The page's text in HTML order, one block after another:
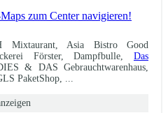
zum Center navigieren!
Mixtaurant, Asia Bistro Good
Förster, Dampfbulle, Das
& DAS Gebrauchtwarenhaus,
PaketShop, ...